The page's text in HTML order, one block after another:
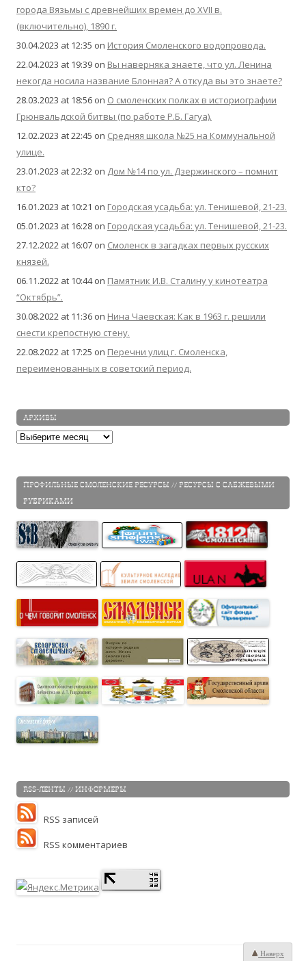
города Вязьмы с древнейших времен до XVII в.
(включительно), 1890 г.
30.04.2023 at 12:35 on История Смоленского водопровода.
22.04.2023 at 19:39 on Вы наверняка знаете, что ул. Ленина
некогда носила название Блонная? А откуда вы это знаете?
28.03.2023 at 18:56 on О смоленских полках в историографии
Грюнвальдской битвы (по работе Р.Б. Гагуа).
12.02.2023 at 22:45 on Средняя школа №25 на Коммунальной
улице.
23.01.2023 at 22:32 on Дом №14 по ул. Дзержинского – помнит
кто?
16.01.2023 at 10:21 on Городская усадьба: ул. Тенишевой, 21-23.
05.01.2023 at 16:28 on Городская усадьба: ул. Тенишевой, 21-23.
27.12.2022 at 16:07 on Смоленск в загадках первых русских
князей.
06.11.2022 at 10:44on Памятник И.В. Сталину у кинотеатра
“Октябрь”.
30.08.2022 at 11:36 on Нина Чаевская: Как в 1963 г. решили
снести крепостную стену.
22.08.2022 at 17:25 on Перечни улиц г. Смоленска,
переименованных в советский период.
АРХИВЫ
Архивы
ПРОФИЛЬНЫЕ СМОЛЕНСКИЕ РЕСУРСЫ // РЕСУРСЫ С САБЖЕВЫМИ
РУБРИКАМИ
RSS-ЛЕНТЫ // ИНФОРМЕРЫ
RSS записей
RSS комментариев
Наверх